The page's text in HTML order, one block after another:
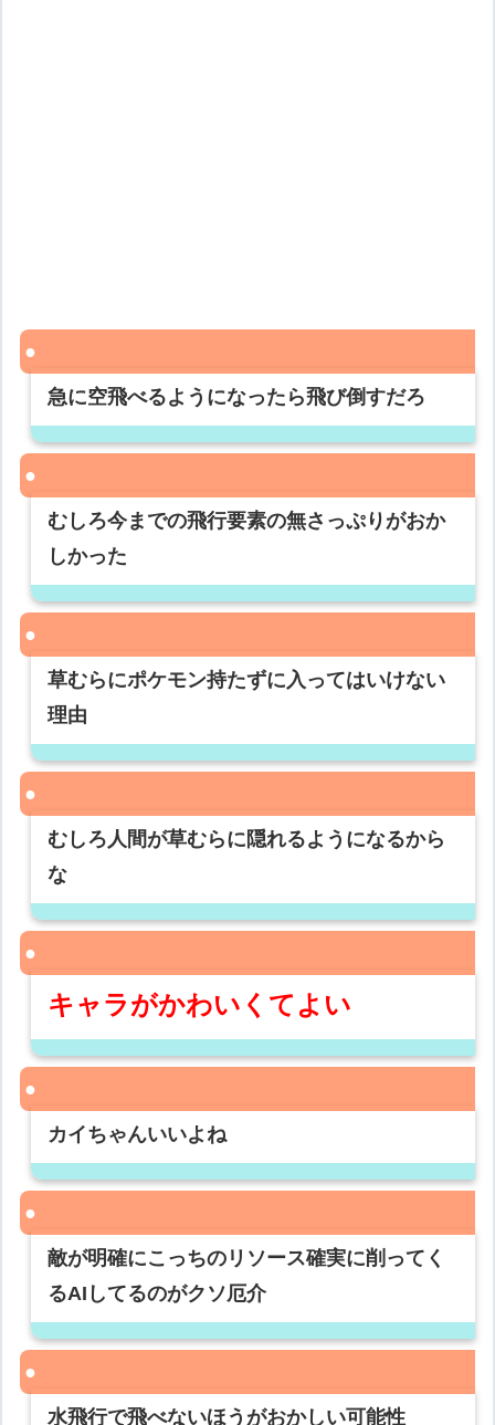
急に空飛べるようになったら飛び倒すだろ
むしろ今までの飛行要素の無さっぷりがおか
しかった
草むらにポケモン持たずに入ってはいけない
理由
むしろ人間が草むらに隠れるようになるから
な
キャラがかわいくてよい
カイちゃんいいよね
敵が明確にこっちのリソース確実に削ってく
るAIしてるのがクソ厄介
水飛行で飛べないほうがおかしい可能性